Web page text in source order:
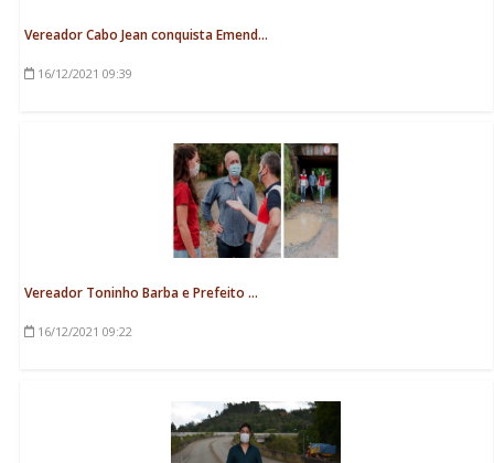
Vereador Cabo Jean conquista Emend...
16/12/2021 09:39
Vereador Toninho Barba e Prefeito ...
16/12/2021 09:22